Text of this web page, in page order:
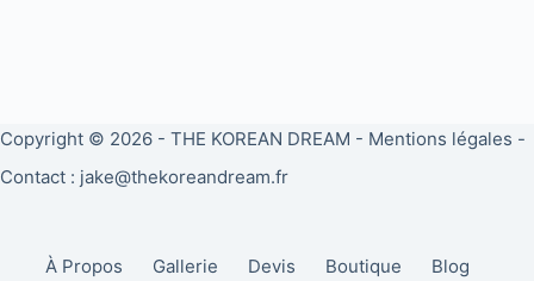
Copyright © 2026 - THE KOREAN DREAM - Mentions légales -
Contact : jake@thekoreandream.fr
À Propos Gallerie Devis Boutique Blog